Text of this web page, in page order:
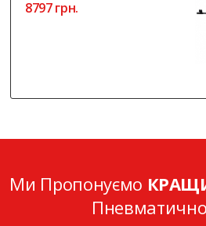
8797 грн.
Ми Пропонуємо